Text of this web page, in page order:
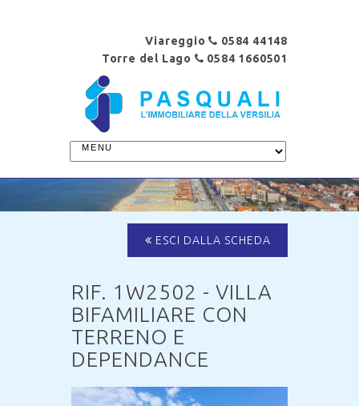
Viareggio
0584 44148
Torre del Lago
0584 1660501
ESCI DALLA SCHEDA
RIF. 1W2502 - VILLA
BIFAMILIARE CON
TERRENO E
DEPENDANCE